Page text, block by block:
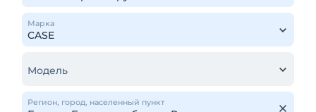
Марка
Модель
Регион, город, населенный пункт